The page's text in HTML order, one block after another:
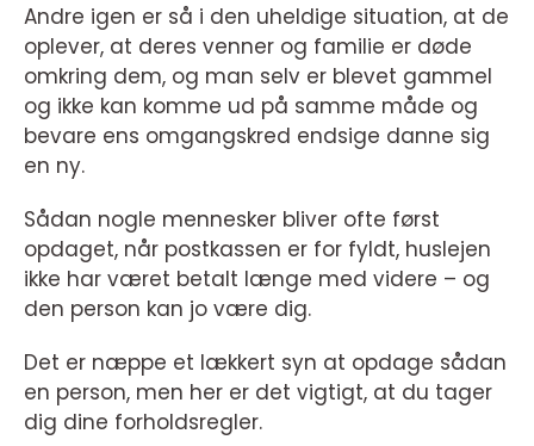
Andre igen er så i den uheldige situation, at de
oplever, at deres venner og familie er døde
omkring dem, og man selv er blevet gammel
og ikke kan komme ud på samme måde og
bevare ens omgangskred endsige danne sig
en ny.
Sådan nogle mennesker bliver ofte først
opdaget, når postkassen er for fyldt, huslejen
ikke har været betalt længe med videre – og
den person kan jo være dig.
Det er næppe et lækkert syn at opdage sådan
en person, men her er det vigtigt, at du tager
dig dine forholdsregler.